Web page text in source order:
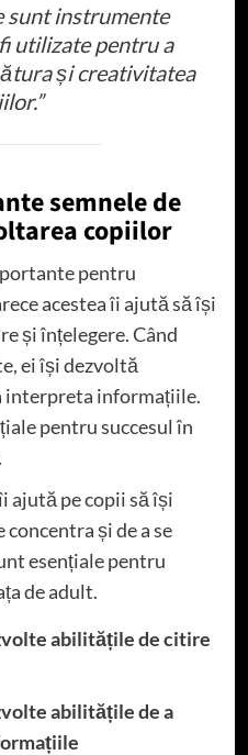
sunt instrumente
utilizate pentru a
și creativitatea
semnele de
copiilor
pentru
acestea îi ajută să își
și înțelegere. Când
ei își dezvoltă
interpreta informațiile.
pentru succesul în
ajută pe copii să își
și de a se
esențiale pentru
de adult.
abilitățile de citire
abilitățile de a